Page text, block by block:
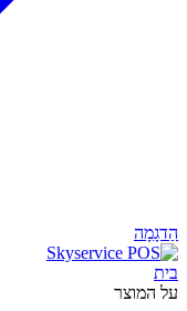
הַדגָמָה
בית
על המוצר